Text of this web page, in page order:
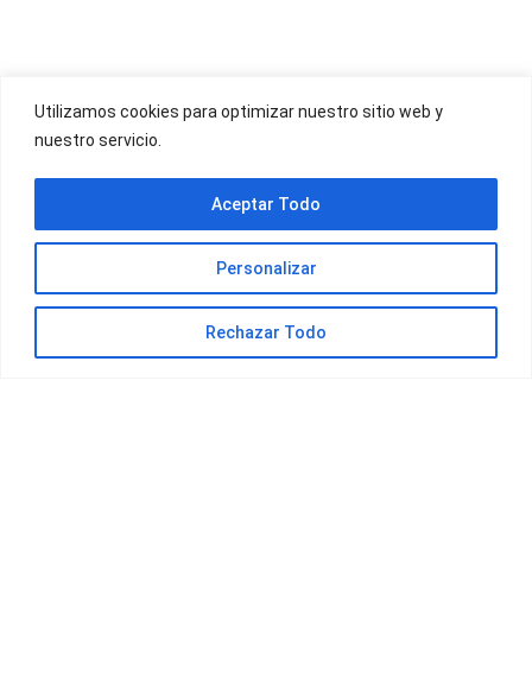
Utilizamos cookies para optimizar nuestro sitio web y
nuestro servicio.
Personalizar
Rechazar Todo
Aceptar Todo
OFERTAS YOIGO